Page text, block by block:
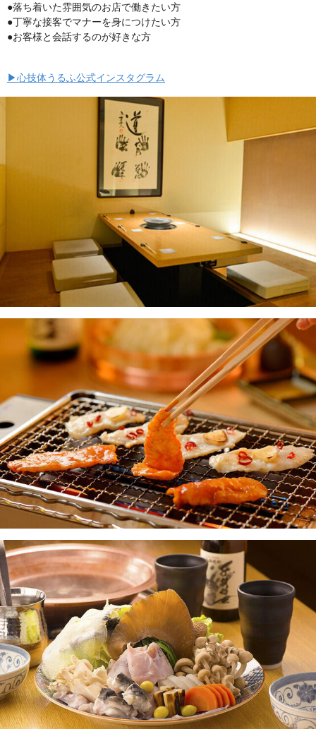
●落ち着いた雰囲気のお店で働きたい方
●丁寧な接客でマナーを身につけたい方
●お客様と会話するのが好きな方
▶心技体うるふ公式インスタグラム